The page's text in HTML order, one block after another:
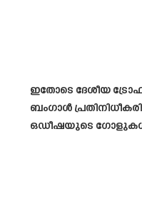
ഇതോടെ ദേശീയ
ബംഗാൾ
ഒഡീഷയുടെ ഗോളുകൾ